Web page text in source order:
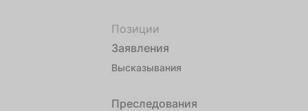
Позиции
Заявления
Высказывания
Преследования